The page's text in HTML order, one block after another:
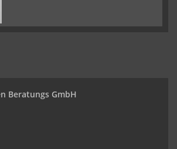
Beratungs GmbH